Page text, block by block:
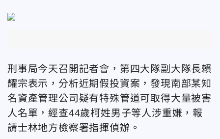
刑事局今天召開記者會，第四大隊副大隊長賴
耀宗表示，分析近期假投資案，發現南部某知
名資產管理公司疑有特殊管道可取得大量被害
人名單，經查44歲柯姓男子等人涉重嫌，報
請士林地方檢察署指揮偵辦。